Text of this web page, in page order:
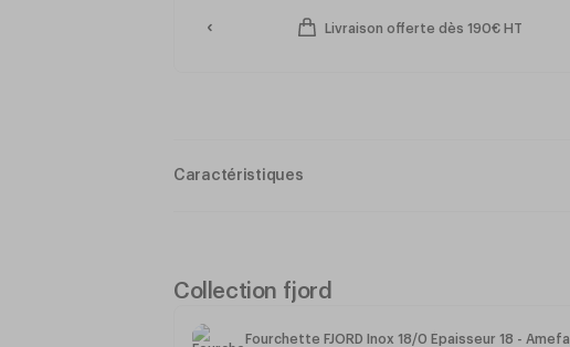
Livraison offerte dès 190€ HT
Caractéristiques
Collection fjord
Fourchette FJORD Inox 18/0 Épaisseur 18 - Amefa